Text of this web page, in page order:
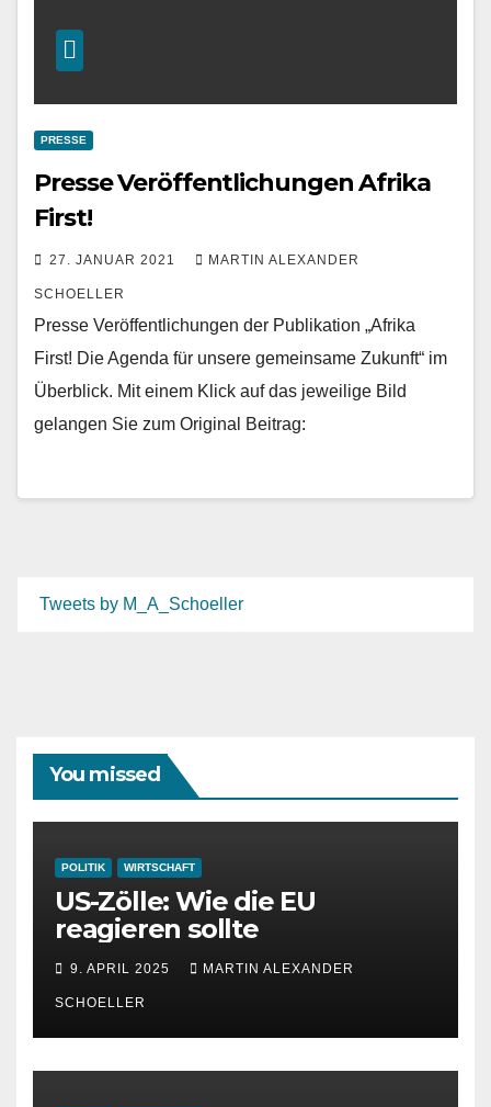
PRESSE
Presse Veröffentlichungen Afrika
First!
27. JANUAR 2021 MARTIN ALEXANDER
SCHOELLER
Presse Veröffentlichungen der Publikation „Afrika
First! Die Agenda für unsere gemeinsame Zukunft“ im
Überblick. Mit einem Klick auf das jeweilige Bild
gelangen Sie zum Original Beitrag:
Tweets by M_A_Schoeller
You missed
POLITIK WIRTSCHAFT
US-Zölle: Wie die EU
reagieren sollte
9. APRIL 2025 MARTIN ALEXANDER
SCHOELLER